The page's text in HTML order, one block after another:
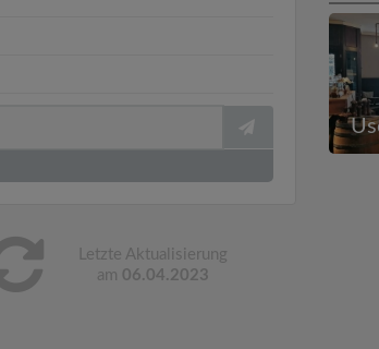
Letzte Aktualisierung
am 06.04.2023